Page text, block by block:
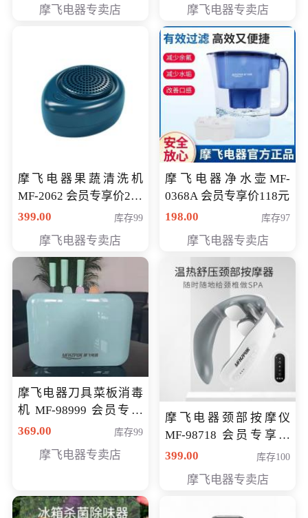
摩飞电器专卖店 摩飞电器专卖店
摩飞电器果蔬清洗机
MF-2062 会员专享价268
元
399.00 库存99
摩飞电器专卖店
摩飞电器净水壶MF-
0368A 会员专享价118元
198.00
库存97
摩飞电器专卖店
摩飞电器刀具菜板消毒
机 MF-98999 会员专享
价286元
369.00 库存99
摩飞电器专卖店
摩飞电器颈部按摩仪
MF-98718 会员专享价
299元
399.00 库存100
摩飞电器专卖店